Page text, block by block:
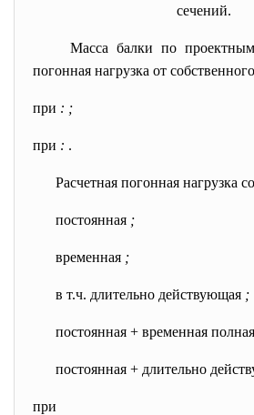
сечений.
Масса балки по
погонная нагрузка от
при : ;
при : .
Расчетная погонная нагрузка
постоянная ;
временная ;
в т.ч. длительно действующая ;
постоянная + временная полная
постоянная + длительно
при